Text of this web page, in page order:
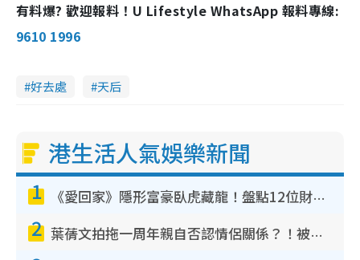
有料爆? 歡迎報料！U Lifestyle WhatsApp 報料專線:
9610 1996
好去處 天后
港生活人氣娛樂新聞
1 《愛回家》隱形富豪臥虎藏龍！盤點12位財氣逼人的有錢藝人：呢位靚女3億身家唔憂做
2 葉蒨文拍拖一周年親自否認情侶關係？！被質疑感情造假竟稱GM「普通同事」